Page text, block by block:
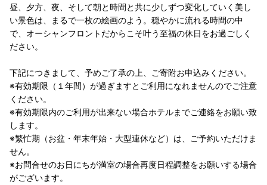
昼、夕方、夜、そして朝と時間と共に少しずつ変化していく美し
い景色は、まるで一枚の絵画のよう。穏やかに流れる時間の中
で、オーシャンフロントだからこそ叶う至福の休日をお過ごしく
ださい。
下記につきまして、予めご了承の上、ご寄附お申込みください。
※有効期限（１年間）が過ぎますとご利用になれませんのでご注意
ください。
※有効期限内のご利用が出来ない場合ホテルまでご連絡をお願い致
します。
※繁忙期（お盆・年末年始・大型連休など）は、ご予約いただけま
せん。
※お問合せのお日にちが満室の場合再度日程調整をお願いする場合
がございます。